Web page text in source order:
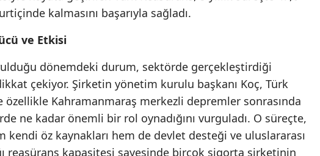
Giresun
Gümüşhane
Hakkari
Hatay
kalmasını başarıyla sağladı.
ve Etkisi
dönemdeki durum, sektörde gerçekleştirdiği
çekiyor. Şirketin yönetim kurulu başkanı Koç, Türk
özellikle Kahramanmaraş merkezli depremler sonrasında
ne kadar önemli bir rol oynadığını vurguladı. O süreçte,
kendi öz kaynakları hem de devlet desteği ve uluslararası
reasürans kapasitesi sayesinde birçok sigorta şirketinin